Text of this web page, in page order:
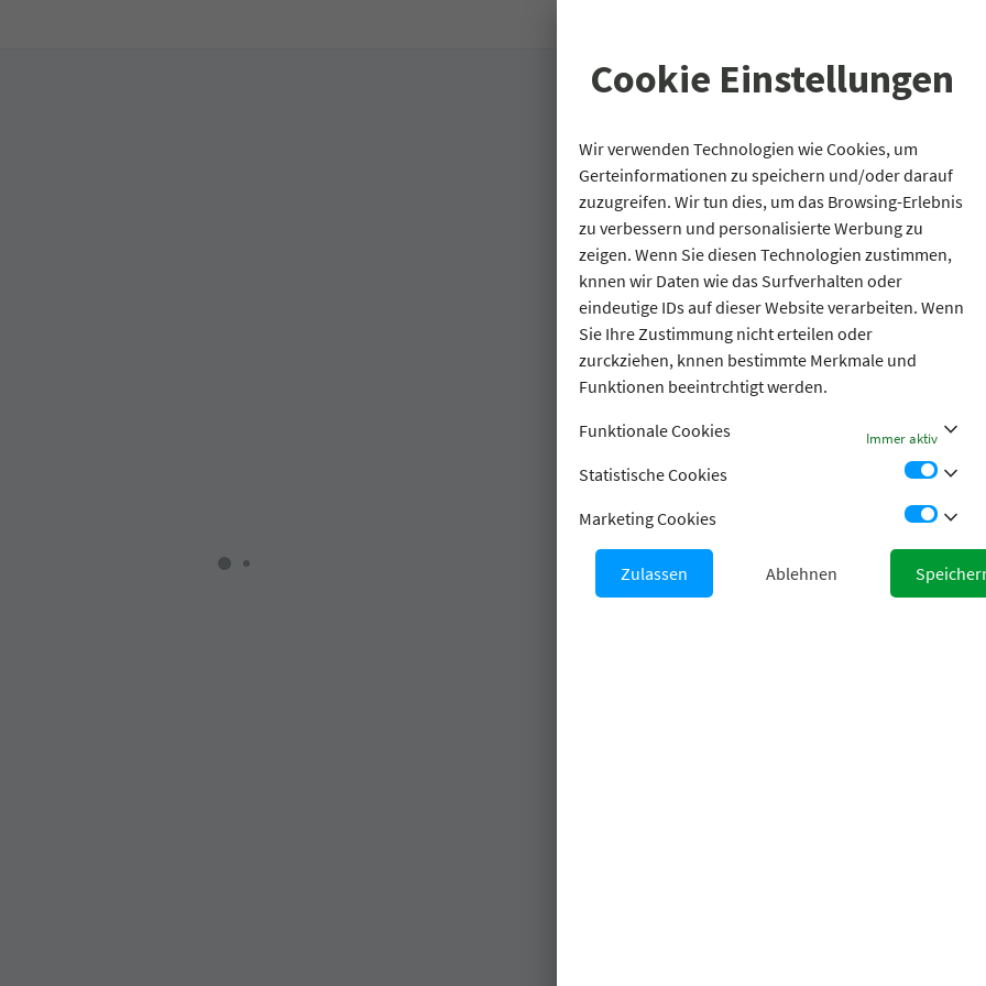
Cookie Einstellungen
Wir verwenden Technologien wie Cookies, um
Gerteinformationen zu speichern und/oder darauf
zuzugreifen. Wir tun dies, um das Browsing-Erlebnis
zu verbessern und personalisierte Werbung zu
zeigen. Wenn Sie diesen Technologien zustimmen,
knnen wir Daten wie das Surfverhalten oder
eindeutige IDs auf dieser Website verarbeiten. Wenn
Sie Ihre Zustimmung nicht erteilen oder
zurckziehen, knnen bestimmte Merkmale und
Funktionen beeintrchtigt werden.
Funktionale Cookies
Immer aktiv stat_minus_1
Statistische Cookies stat_minus_1
Marketing Cookies stat_minus_1
Zulassen Ablehnen